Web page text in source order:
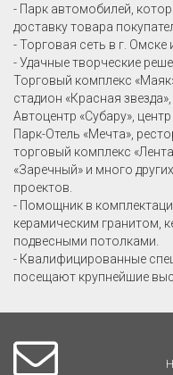
- Парк автомобилей,
доставку товара
- Торговая сеть в г. Омске
- Удачные творческие
Торговый комплекс
стадион «Красная
Автоцентр «Субару»,
Парк-Отель «Мечта»,
торговый комплекс
«Заречный» и много
проектов.
- Помощник в
керамическим гранитом,
подвесными потолками.
- Квалифицированные
посещают крупнейшие